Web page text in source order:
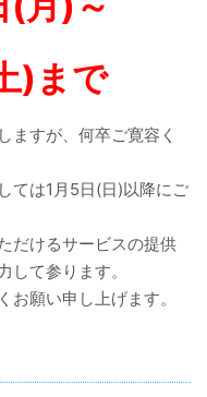
)まで
ますが、何卒ご寛容く
ては1月5日(日)以降にご
だけるサービスの提供
して参ります。
願い申し上げます。